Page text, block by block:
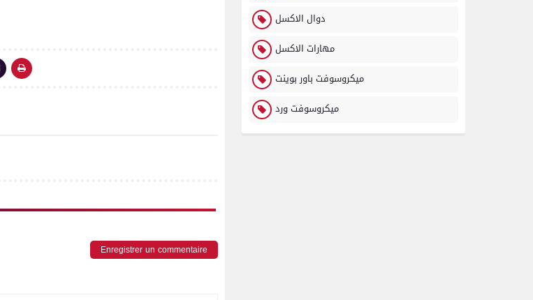
Enregistrer un commentaire
دوال الاكسل
مهارات الاكسل
ميكروسوفت باور بوينت
ميكروسوفت ورد